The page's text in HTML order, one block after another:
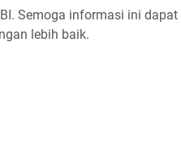
Semoga informasi ini dapat
lebih baik.